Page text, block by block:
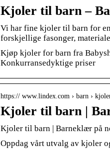
Kjoler til barn –
Vi har fine kjoler til barn for
forskjellige fasonger,
Kjøp kjoler for barn fra
Konkurransedyktige priser
https:// www.lindex.com › barn ›
Kjoler til barn |
Kjoler til barn | Barneklær på
Oppdag vårt utvalg av kjoler